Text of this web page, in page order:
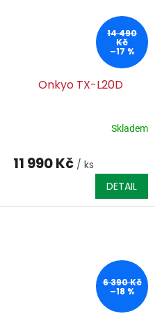
14 490
Kč
–17 %
Onkyo TX-L20D
Skladem
11 990 Kč / ks
DETAIL
6 390 Kč
–18 %